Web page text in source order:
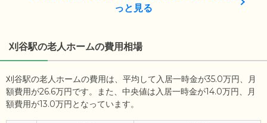
っと見る
刈谷駅の老人ホームの費用相場
刈谷駅の老人ホームの費用は、平均して入居一時金が35.0万円、月
額費用が26.6万円です。また、中央値は入居一時金が14.0万円、月
額費用が13.0万円となっています。